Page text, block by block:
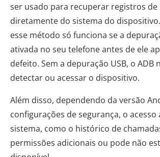
ser usado para recuperar registros de
diretamente do sistema do
esse método só funciona se a
ativada no seu telefone antes de ele
defeito. Sem a depuração USB, o ADB
detectar ou acessar o dispositivo.
Além disso, dependendo da versão
configurações de segurança, o acesso
sistema, como o histórico de
permissões adicionais ou pode não